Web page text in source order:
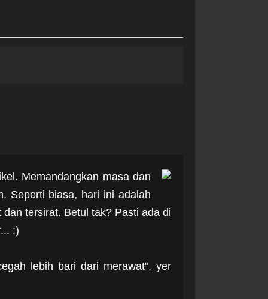
Memandangkan masa dan
Seperti biasa, hari ini adalah
tersirat. Betul tak? Pasti ada di
:)
lebih bari dari merawat", yer